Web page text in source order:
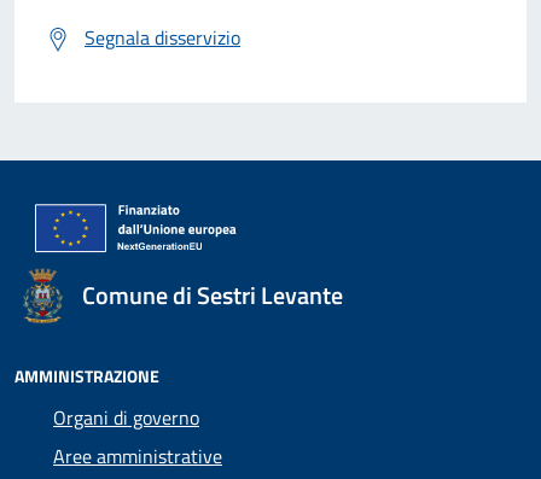
Segnala disservizio
Comune di Sestri Levante
AMMINISTRAZIONE
Organi di governo
Aree amministrative